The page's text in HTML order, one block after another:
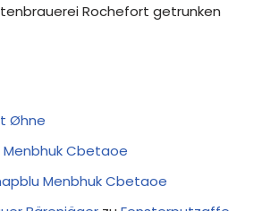
Rochefort getrunken
Øhne
Cbetaoe
Menbhuk Cbetaoe